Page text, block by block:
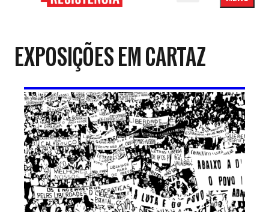
Menu
EXPOSIÇÕES EM CARTAZ